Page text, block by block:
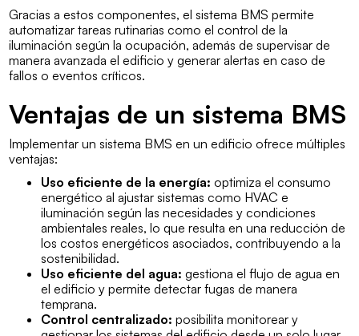
Gracias a estos componentes, el sistema BMS permite
automatizar tareas rutinarias como el control de la
iluminación según la ocupación, además de supervisar de
manera avanzada el edificio y generar alertas en caso de
fallos o eventos críticos.
Ventajas de un sistema BMS
Implementar un sistema BMS en un edificio ofrece múltiples
ventajas:
Uso eficiente de la energía: optimiza el consumo
energético al ajustar sistemas como HVAC e
iluminación según las necesidades y condiciones
ambientales reales, lo que resulta en una reducción de
los costos energéticos asociados, contribuyendo a la
sostenibilidad.
Uso eficiente del agua: gestiona el flujo de agua en
el edificio y permite detectar fugas de manera
temprana.
Control centralizado: posibilita monitorear y